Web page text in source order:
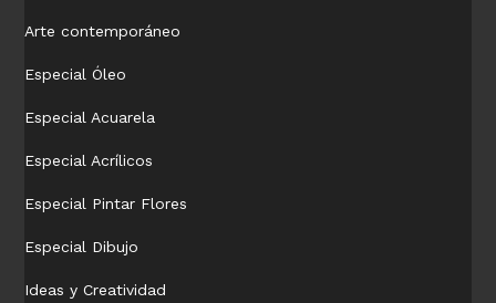
Arte contemporáneo
Especial Óleo
Especial Acuarela
Especial Acrílicos
Especial Pintar Flores
Especial Dibujo
Ideas y Creatividad